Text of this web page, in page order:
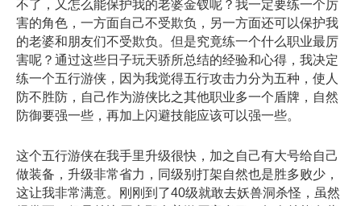
不了，又怎么能保护我的老婆金钗呢？我一定要练一个厉
害的角色，一方面自己不受欺负，另一方面还可以保护我
的老婆和朋友们不受欺负。但是究竟练一个什么职业最厉
害呢？通过这些日子玩天骄所总结的经验和心得，我决定
练一个五行游侠，因为我觉得五行攻击力分为五种，使人
防不胜防，自己作为游侠比之其他职业多一个盾牌，自然
防御要强一些，再加上闪避技能应该可以强一些。
这个五行游侠在我手里升级很快，加之自己有大号给自己
做装备，升级非常省力，同级别打架自然也是胜多败少，
这让我非常满意。刚刚到了40级就敢去妖兽洞杀怪，虽然